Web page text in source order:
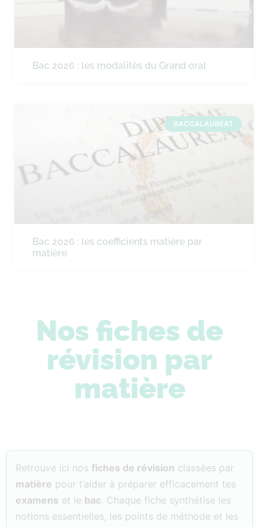
Bac 2026 : les modalités du Grand oral
BACCALAURÉAT
Bac 2026 : les coefficients matière par
matière
Nos fiches de
révision par
matière
Retrouve ici nos fiches de révision classées par
matière pour t’aider à préparer efficacement tes
examens et le bac. Chaque fiche synthétise les
notions essentielles, les points de méthode et les